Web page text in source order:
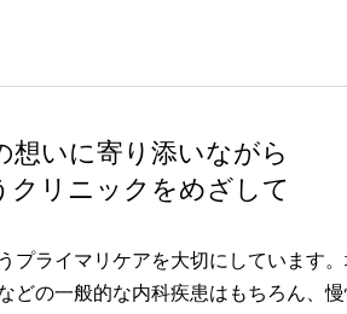
想いに寄り添いながら
クリニックをめざして
プライマリケアを大切にしています
どの一般的な内科疾患はもちろん、